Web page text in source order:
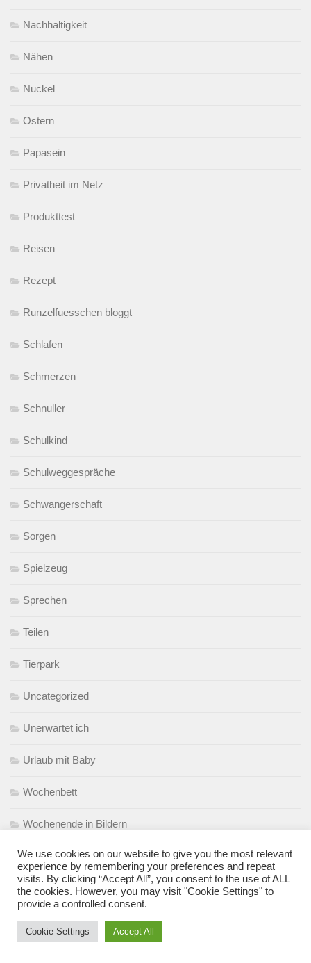
Nachhaltigkeit
Nähen
Nuckel
Ostern
Papasein
Privatheit im Netz
Produkttest
Reisen
Rezept
Runzelfuesschen bloggt
Schlafen
Schmerzen
Schnuller
Schulkind
Schulweggespräche
Schwangerschaft
Sorgen
Spielzeug
Sprechen
Teilen
Tierpark
Uncategorized
Unerwartet ich
Urlaub mit Baby
Wochenbett
Wochenende in Bildern
Zahnen
Zoo
zuckerfrei
We use cookies on our website to give you the most relevant
experience by remembering your preferences and repeat
visits. By clicking “Accept All”, you consent to the use of ALL
the cookies. However, you may visit "Cookie Settings" to
provide a controlled consent.
Cookie Settings Accept All